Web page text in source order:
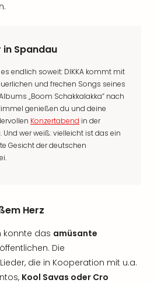
in Spandau
endlich soweit: DIKKA kommt mit
und frechen Songs seines
„Boom Schakkalakka” nach
genießen du und deine
Konzertabend in der
. Und wer weiß: vielleicht ist das ein
Gesicht der deutschen
Herz
konnte das amüsante
Die
die in Kooperation mit u.a.
Kool Savas oder Cro